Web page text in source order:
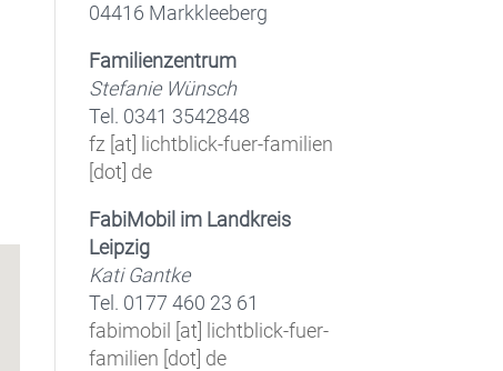
Office 365
04416 Markkleeberg
Familienzentrum
Stefanie Wünsch
Tel. 0341 3542848
fz [at] lichtblick-fuer-familien
[dot] de
FabiMobil im Landkreis
Leipzig
Kati Gantke
Tel. 0177 460 23 61
fabimobil [at] lichtblick-fuer-
familien [dot] de